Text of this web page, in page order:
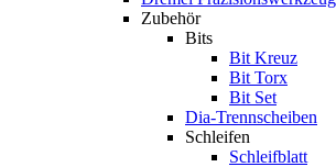
Zubehör
Bits
Bit Kreuz
Bit Torx
Bit Set
Dia-Trennscheiben
Schleifen
Schleifblatt